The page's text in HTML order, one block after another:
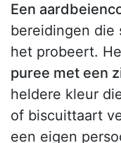
Een
bereidingen die
het probeert.
puree met een
heldere kleur
of biscuittaart
een eigen